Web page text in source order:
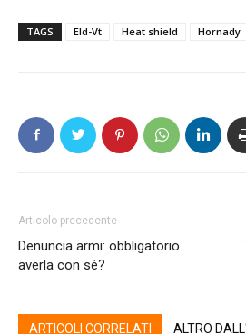
TAGS Eld-Vt Heat shield Hornady
Articolo precedente
Denuncia armi: obbligatorio
averla con sé?
ARTICOLI CORRELATI ALTRO